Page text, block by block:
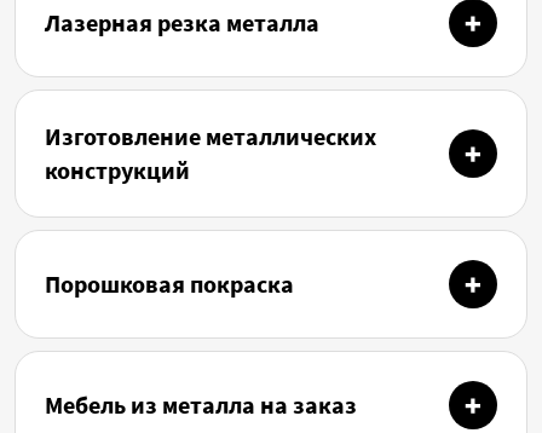
Лазерная резка металла
Изготовление металлических
конструкций
Порошковая покраска
Мебель из металла на заказ